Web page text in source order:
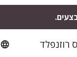
רוזנפלד